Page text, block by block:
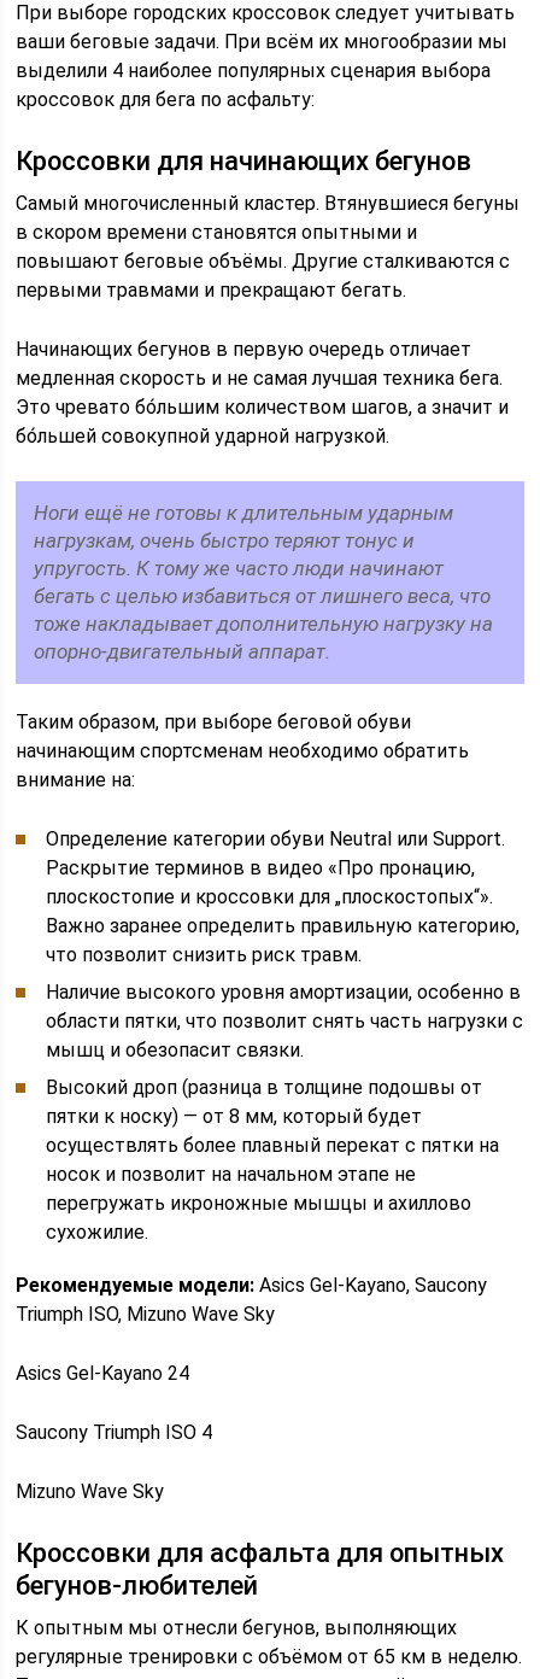
При выборе городских кроссовок следует учитывать
ваши беговые задачи. При всём их многообразии мы
выделили 4 наиболее популярных сценария выбора
кроссовок для бега по асфальту:
Кроссовки для начинающих бегунов
Самый многочисленный кластер. Втянувшиеся бегуны
в скором времени становятся опытными и
повышают беговые объёмы. Другие сталкиваются с
первыми травмами и прекращают бегать.
Начинающих бегунов в первую очередь отличает
медленная скорость и не самая лучшая техника бега.
Это чревато бо́льшим количеством шагов, а значит и
бо́льшей совокупной ударной нагрузкой.
Ноги ещё не готовы к длительным ударным
нагрузкам, очень быстро теряют тонус и
упругость. К тому же часто люди начинают
бегать с целью избавиться от лишнего веса, что
тоже накладывает дополнительную нагрузку на
опорно-двигательный аппарат.
Таким образом, при выборе беговой обуви
начинающим спортсменам необходимо обратить
внимание на:
Определение категории обуви Neutral или Support.
Раскрытие терминов в видео «Про пронацию,
плоскостопие и кроссовки для „плоскостопых“».
Важно заранее определить правильную категорию,
что позволит снизить риск травм.
Наличие высокого уровня амортизации, особенно в
области пятки, что позволит снять часть нагрузки с
мышц и обезопасит связки.
Высокий дроп (разница в толщине подошвы от
пятки к носку) — от 8 мм, который будет
осуществлять более плавный перекат с пятки на
носок и позволит на начальном этапе не
перегружать икроножные мышцы и ахиллово
сухожилие.
Рекомендуемые модели: Asics Gel-Kayano, Saucony
Triumph ISO, Mizuno Wave Sky
Asics Gel-Kayano 24
Saucony Triumph ISO 4
Mizuno Wave Sky
Кроссовки для асфальта для опытных
бегунов-любителей
К опытным мы отнесли бегунов, выполняющих
регулярные тренировки с объёмом от 65 км в неделю.